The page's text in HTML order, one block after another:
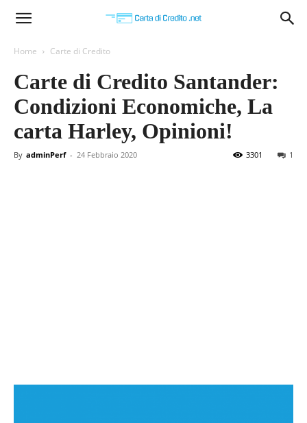
Carta
Credito
Home Carte di Credito
Carte di Credito Santander:
Condizioni Economiche, La
carta Harley, Opinioni!
By adminPerf - 24 Febbraio 2020 1
3301